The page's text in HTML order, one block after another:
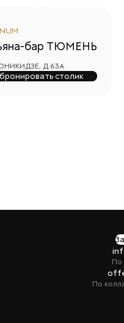
бар ТЮМЕНЬ
Д.63А
столик
По
По